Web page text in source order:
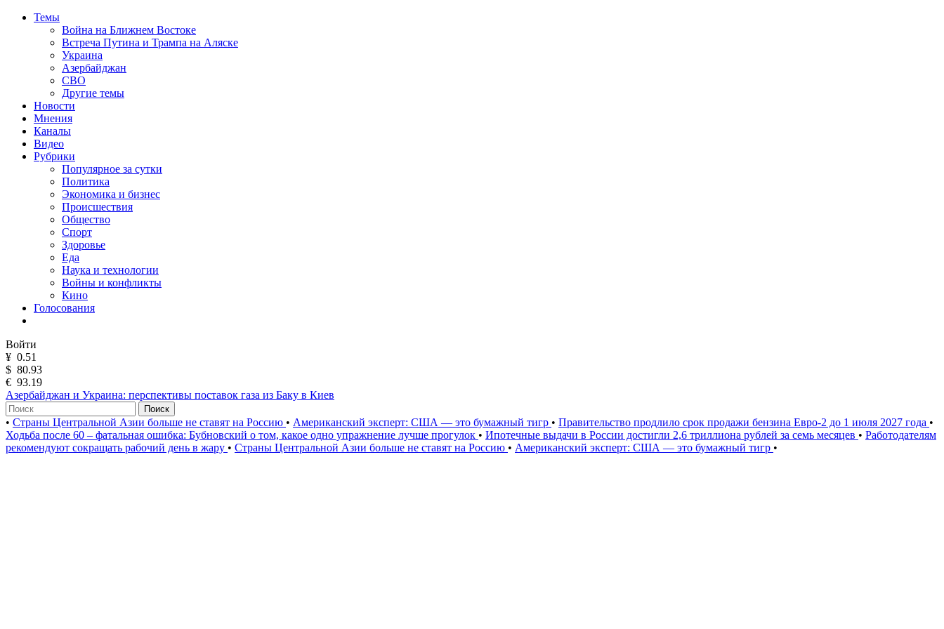
Темы
Война на Ближнем Востоке
Встреча Путина и Трампа на Аляске
Украина
Азербайджан
СВО
Другие темы
Новости
Мнения
Каналы
Видео
Рубрики
Популярное за сутки
Политика
Экономика и бизнес
Происшествия
Общество
Спорт
Здоровье
Еда
Наука и технологии
Войны и конфликты
Кино
Голосования
Войти
¥ 0.51
$ 80.93
€ 93.19
Азербайджан и Украина: перспективы поставок газа из Баку в Киев
Поиск
• Страны Центральной Азии больше не ставят на Россию • Американский эксперт: США — это бумажный тигр • Правительство продлило срок продажи бензина Евро-2 до 1 июля 2027 года •
Ходьба после 60 – фатальная ошибка: Бубновский о том, какое одно упражнение лучше прогулок • Ипотечные выдачи в России достигли 2,6 триллиона рублей за семь месяцев • Работодателям
рекомендуют сокращать рабочий день в жару • Страны Центральной Азии больше не ставят на Россию • Американский эксперт: США — это бумажный тигр •